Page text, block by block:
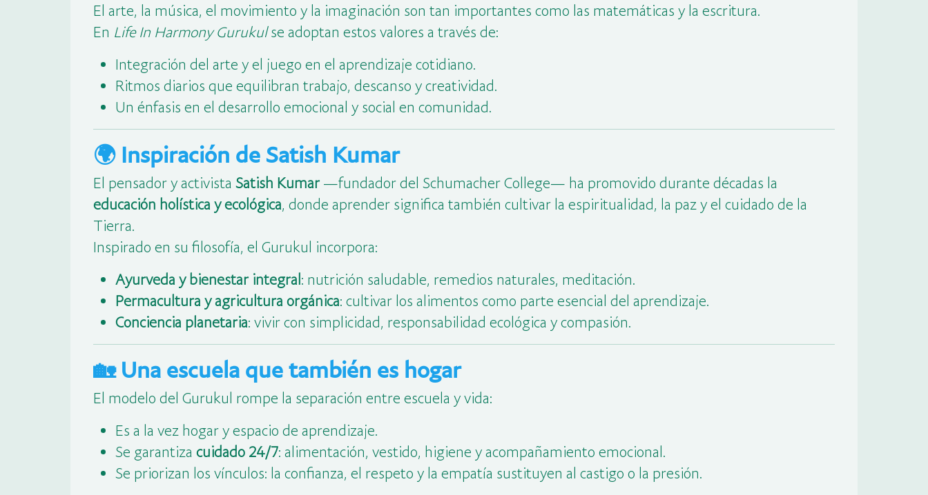
El arte, la música, el movimiento y la imaginación son tan importantes como las matemáticas y la escritura.
En Life In Harmony Gurukulse adoptan estos valores a través de:
Integración del arte y el juego en el aprendizaje cotidiano.
Ritmos diarios que equilibran trabajo, descanso y creatividad.
Un énfasis en el desarrollo emocional y social en comunidad.
🌍 Inspiración de Satish Kumar
El pensador y activista Satish Kumar—fundador del Schumacher College— ha promovido durante décadas la
educación holística y ecológica, donde aprender significa también cultivar la espiritualidad, la paz y el cuidado de la
Tierra.
Inspirado en su filosofía, el Gurukul incorpora:
Ayurveda y bienestar integral: nutrición saludable, remedios naturales, meditación.
Permacultura y agricultura orgánica: cultivar los alimentos como parte esencial del aprendizaje.
Conciencia planetaria: vivir con simplicidad, responsabilidad ecológica y compasión.
🏡 Una escuela que también es hogar
El modelo del Gurukul rompe la separación entre escuela y vida:
Es a la vez hogar y espacio de aprendizaje.
Se garantiza cuidado 24/7: alimentación, vestido, higiene y acompañamiento emocional.
Se priorizan los vínculos: la confianza, el respeto y la empatía sustituyen al castigo o la presión.